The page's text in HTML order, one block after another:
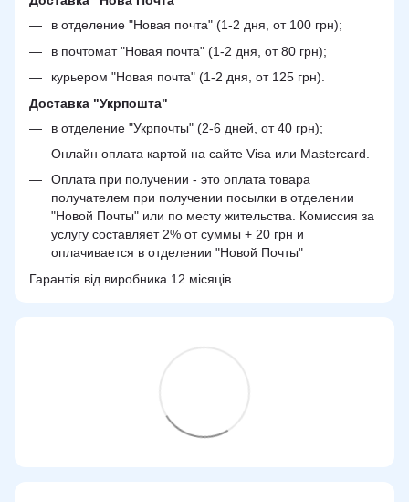
в отделение "Новая почта" (1-2 дня, от 100 грн);
в почтомат "Новая почта" (1-2 дня, от 80 грн);
курьером "Новая почта" (1-2 дня, от 125 грн).
Доставка "Укрпошта"
в отделение "Укрпочты" (2-6 дней, от 40 грн);
Онлайн оплата картой на сайте Visa или Mastercard.
Оплата при получении - это оплата товара
получателем при получении посылки в отделении
"Новой Почты" или по месту жительства. Комиссия за
услугу составляет 2% от суммы + 20 грн и
оплачивается в отделении "Новой Почты"
Гарантія від виробника 12 місяців